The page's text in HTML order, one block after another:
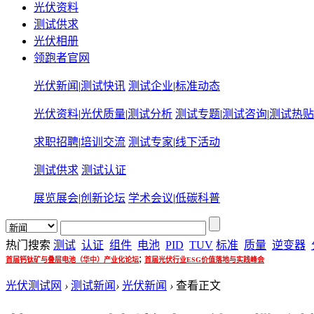
光伏资料
测试供求
光伏相册
领跑者官网
光伏新闻 |测试快讯 测试企业|标准动态
光伏资料|光伏质量|测试分析 测试专题|测试咨询|测试热贴
求职招聘|培训交流 测试专家|线下活动
测试供求 测试认证
展览展会|创新论坛 学术会议|低碳科普
热门搜索 测试 认证 组件 电池 PID TUV 标准 质量 逆变器
首届钙钛矿与叠层电池（华中）产业化论坛; 首届光伏行业ESG价值落地与实践峰会
光伏测试网 › 测试新闻 › 光伏新闻 › 查看正文